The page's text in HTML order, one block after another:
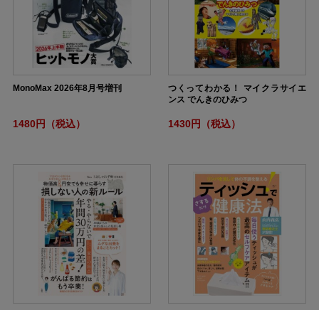
MonoMax 2026年8月号増刊
1480円（税込）
つくってわかる！ マイクラサイエ
ンス でんきのひみつ
1430円（税込）